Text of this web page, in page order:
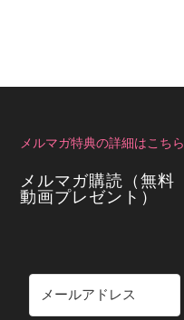
メルマガ特典の詳細はこちら
メルマガ購読（無料
動画プレゼント）